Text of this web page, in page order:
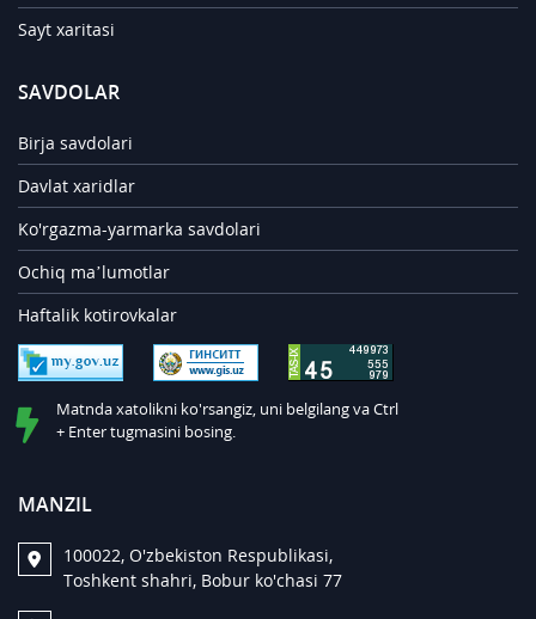
Sayt xaritasi
SAVDOLAR
Birja savdolari
Davlat xaridlar
Ko'rgazma-yarmarka savdolari
Ochiq ma’lumotlar
Haftalik kotirovkalar
Matnda xatolikni ko'rsangiz, uni belgilang va Ctrl
+ Enter tugmasini bosing.
MANZIL
100022, O'zbekiston Respublikasi,
Toshkent shahri, Bobur ko'chasi 77